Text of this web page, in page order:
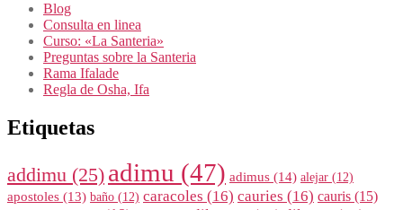
Blog
Consulta en linea
Curso: «La Santeria»
Preguntas sobre la Santeria
Rama Ifalade
Regla de Osha, Ifa
Etiquetas
addimu (25) adimu (47) adimus (14) alejar (12)
apostoles (13) baño (12) caracoles (16) cauries (16) cauris (15)